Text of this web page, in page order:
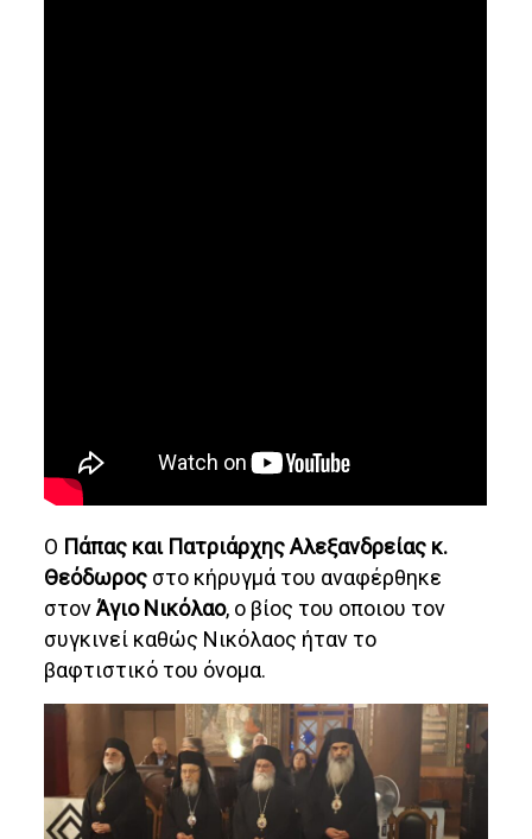
Ο Πάπας και Πατριάρχης Αλεξανδρείας κ.
Θεόδωρος στο κήρυγμά του αναφέρθηκε
στονΆγιο Νικόλαο, ο βίος του οποιου τον
συγκινεί καθώς Νικόλαος ήταν το
βαφτιστικό του όνομα.